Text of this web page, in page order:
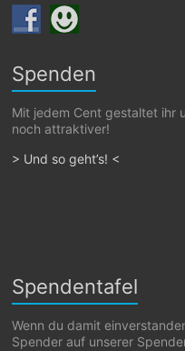
Spenden
Mit jedem Cent gestaltet ihr
noch attraktiver!
> Und so geht’s! <
Spendentafel
Wenn du damit
Spender auf unserer